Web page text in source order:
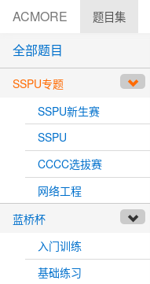
ACMORE 题目集
全部题目
SSPU专题
SSPU新生赛
SSPU
CCCC选拔赛
网络工程
蓝桥杯
入门训练
基础练习